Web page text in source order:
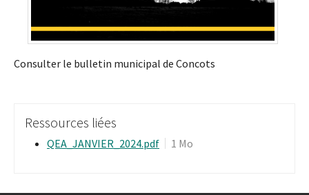
Consulter le bulletin municipal de Concots
Ressources liées
QEA_JANVIER_2024.pdf 1 Mo